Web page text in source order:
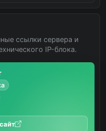
ссылки сервера и
IP-блока.